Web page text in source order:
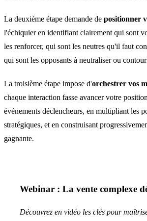
La deuxième étape demande de positionner
l'échiquier en identifiant clairement qui sont
les renforcer, qui sont les neutres qu'il faut
qui sont les opposants à neutraliser ou
La troisième étape impose d'orchestrer vos
chaque interaction fasse avancer votre
événements déclencheurs, en multipliant les
stratégiques, et en construisant
gagnante.
Webinar : La vente complexe
Découvrez en vidéo les clés pour